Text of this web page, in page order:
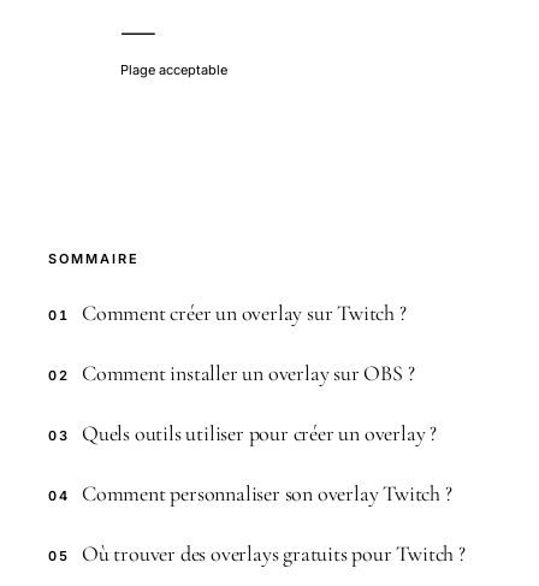
—
Plage acceptable
SOMMAIRE
01 Comment créer un overlay sur Twitch ?
02 Comment installer un overlay sur OBS ?
03 Quels outils utiliser pour créer un overlay ?
04 Comment personnaliser son overlay Twitch ?
05 Où trouver des overlays gratuits pour Twitch ?